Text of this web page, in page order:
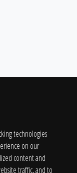
technologies
on our
content and
traffic, and to